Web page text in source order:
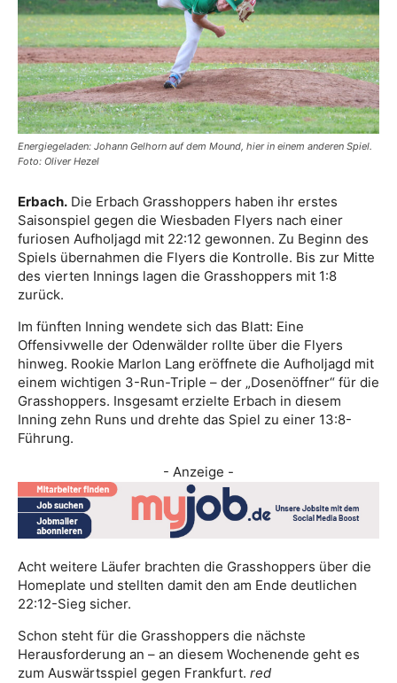
Energiegeladen: Johann Gelhorn auf dem Mound, hier in einem anderen Spiel.
Foto: Oliver Hezel
Erbach. Die Erbach Grasshoppers haben ihr erstes
Saisonspiel gegen die Wiesbaden Flyers nach einer
furiosen Aufholjagd mit 22:12 gewonnen. Zu Beginn des
Spiels übernahmen die Flyers die Kontrolle. Bis zur Mitte
des vierten Innings lagen die Grasshoppers mit 1:8
zurück.
Im fünften Inning wendete sich das Blatt: Eine
Offensivwelle der Odenwälder rollte über die Flyers
hinweg. Rookie Marlon Lang eröffnete die Aufholjagd mit
einem wichtigen 3-Run-Triple – der „Dosenöffner“ für die
Grasshoppers. Insgesamt erzielte Erbach in diesem
Inning zehn Runs und drehte das Spiel zu einer 13:8-
Führung.
- Anzeige -
Acht weitere Läufer brachten die Grasshoppers über die
Homeplate und stellten damit den am Ende deutlichen
22:12-Sieg sicher.
Schon steht für die Grasshoppers die nächste
Herausforderung an – an diesem Wochenende geht es
zum Auswärtsspiel gegen Frankfurt. red